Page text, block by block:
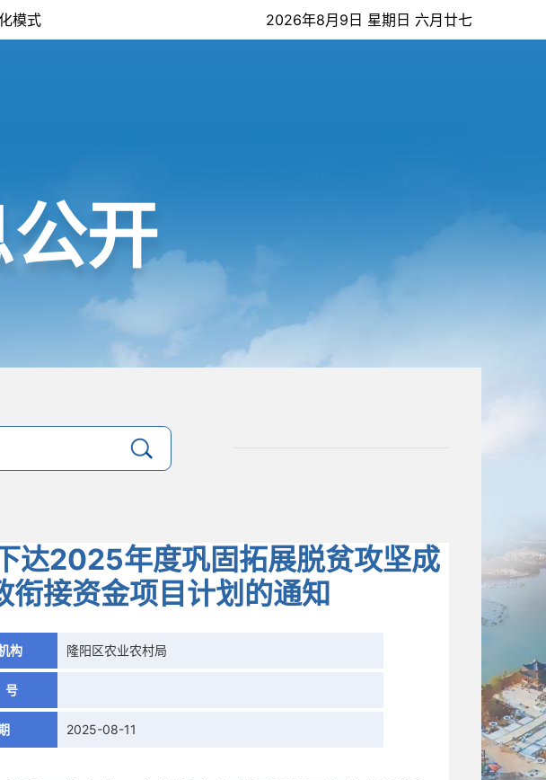
模式 2026年8月9日 星期日 六月廿七
开
达2025年度巩固拓展脱贫攻坚成
衔接资金项目计划的通知
构 隆阳区农业农村局
2025-08-11